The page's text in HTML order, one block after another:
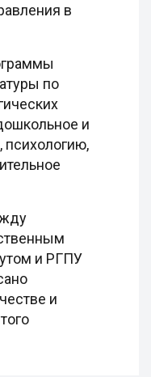
в
по
и
психологию,
и РГПУ
и